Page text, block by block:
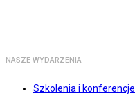
NASZE WYDARZENIA
Szkolenia i konferencje